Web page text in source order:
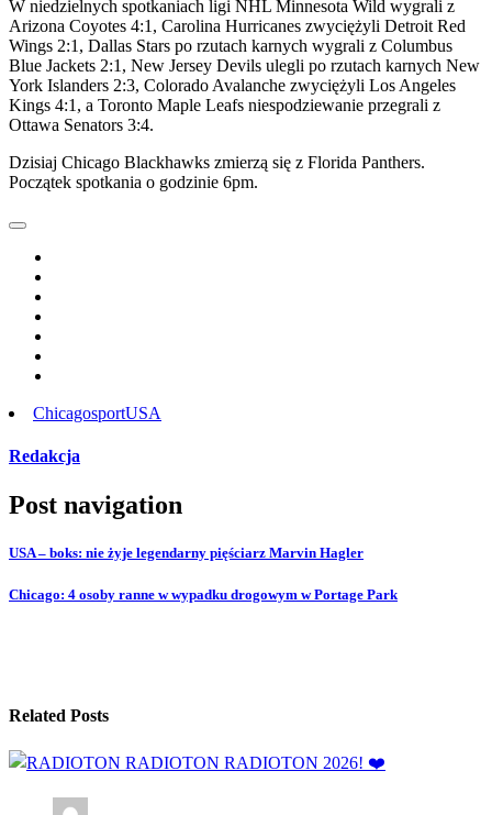
W niedzielnych spotkaniach ligi NHL Minnesota Wild wygrali z
Arizona Coyotes 4:1, Carolina Hurricanes zwyciężyli Detroit Red
Wings 2:1, Dallas Stars po rzutach karnych wygrali z Columbus
Blue Jackets 2:1, New Jersey Devils ulegli po rzutach karnych New
York Islanders 2:3, Colorado Avalanche zwyciężyli Los Angeles
Kings 4:1, a Toronto Maple Leafs niespodziewanie przegrali z
Ottawa Senators 3:4.
Dzisiaj Chicago Blackhawks zmierzą się z Florida Panthers.
Początek spotkania o godzinie 6pm.
ChicagosportUSA
Redakcja
Post navigation
USA – boks: nie żyje legendarny pięściarz Marvin Hagler
Chicago: 4 osoby ranne w wypadku drogowym w Portage Park
Related Posts